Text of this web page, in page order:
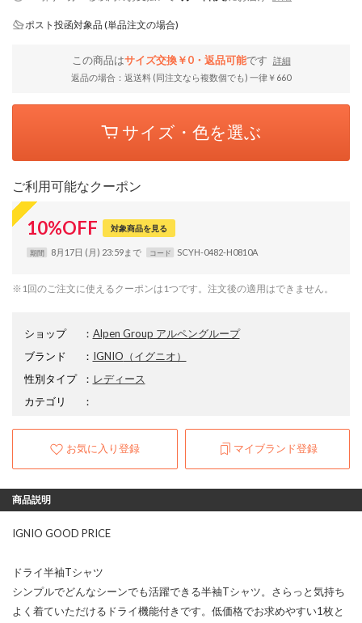
ポスト投函対象品 (単品注文の場合)
この商品はサイズ交換￥0・返品可能です
詳細
返品の場合：返送料 (同注文なら複数個でも) 一律￥660
サイズ・色を選ぶ
ご利用可能なクーポン
10%OFF 対象商品を見る
期間 8月17日 (月) 23:59まで コード SCYH-0482-H0810A
※1回のご注文に使えるクーポンは1つです。注文後の適用はできません。
ショップ ： Alpen Group アルペングループ
ブランド
： IGNIO （イグニオ）
性別タイプ
： レディース
カテゴリ
：
お気に入り登録 マイブランド登録
商品説明
IGNIO GOOD PRICE
ドライ半袖Tシャツ
シンプルでどんなシーンでも活躍できる半袖Tシャツ。さらっと気持ち
よく着ていただけるドライ機能付きです。低価格でお求めやすい1枚と